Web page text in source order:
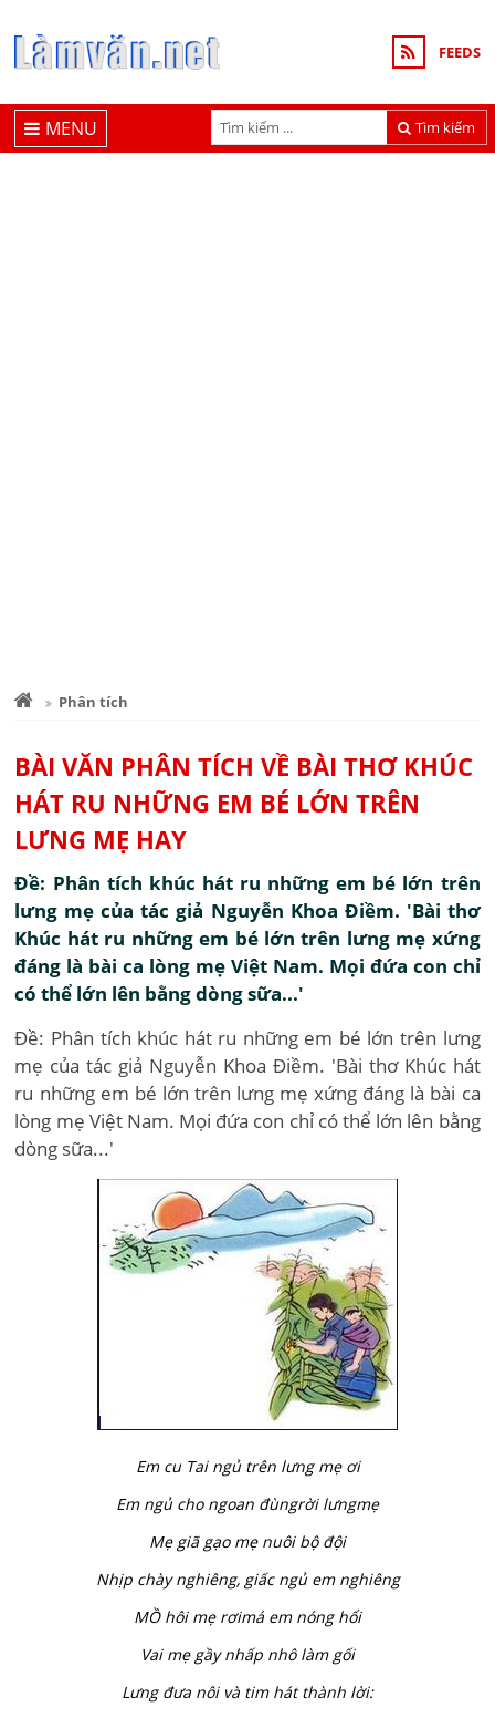
FEEDS
Tìm kiếm
MENU
Phân tích
BÀI VĂN PHÂN TÍCH VỀ BÀI THƠ KHÚC
HÁT RU NHỮNG EM BÉ LỚN TRÊN
LƯNG MẸ HAY
Đề: Phân tích khúc hát ru những em bé lớn trên
lưng mẹ của tác giả Nguyễn Khoa Điềm. 'Bài thơ
Khúc hát ru những em bé lớn trên lưng mẹ xứng
đáng là bài ca lòng mẹ Việt Nam. Mọi đứa con chỉ
có thể lớn lên bằng dòng sữa...'
Đề: Phân tích khúc hát ru những em bé lớn trên lưng
mẹ của tác giả Nguyễn Khoa Điềm. 'Bài thơ Khúc hát
ru những em bé lớn trên lưng mẹ xứng đáng là bài ca
lòng mẹ Việt Nam. Mọi đứa con chỉ có thể lớn lên bằng
dòng sữa...'
Em cu Tai ngủ trên lưng mẹ ơi
Em ngủ cho ngoan đùngrời lưngmẹ
Mẹ giã gạo mẹ nuôi bộ đội
Nhịp chày nghiêng, giấc ngủ em nghiêng
MỒ hôi mẹ rơimá em nóng hổi
Vai mẹ gầy nhấp nhô làm gối
Lưng đưa nôi và tim hát thành lời: